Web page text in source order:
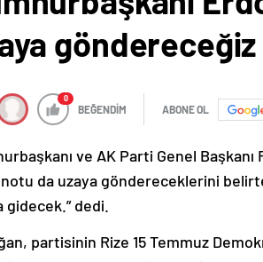
göndereceğiz
0
BEĞENDİM ABONE OL
ve AK Parti Genel
da uzaya göndereceklerini
gidecek.” dedi.
partisinin Rize 15 Temmuz